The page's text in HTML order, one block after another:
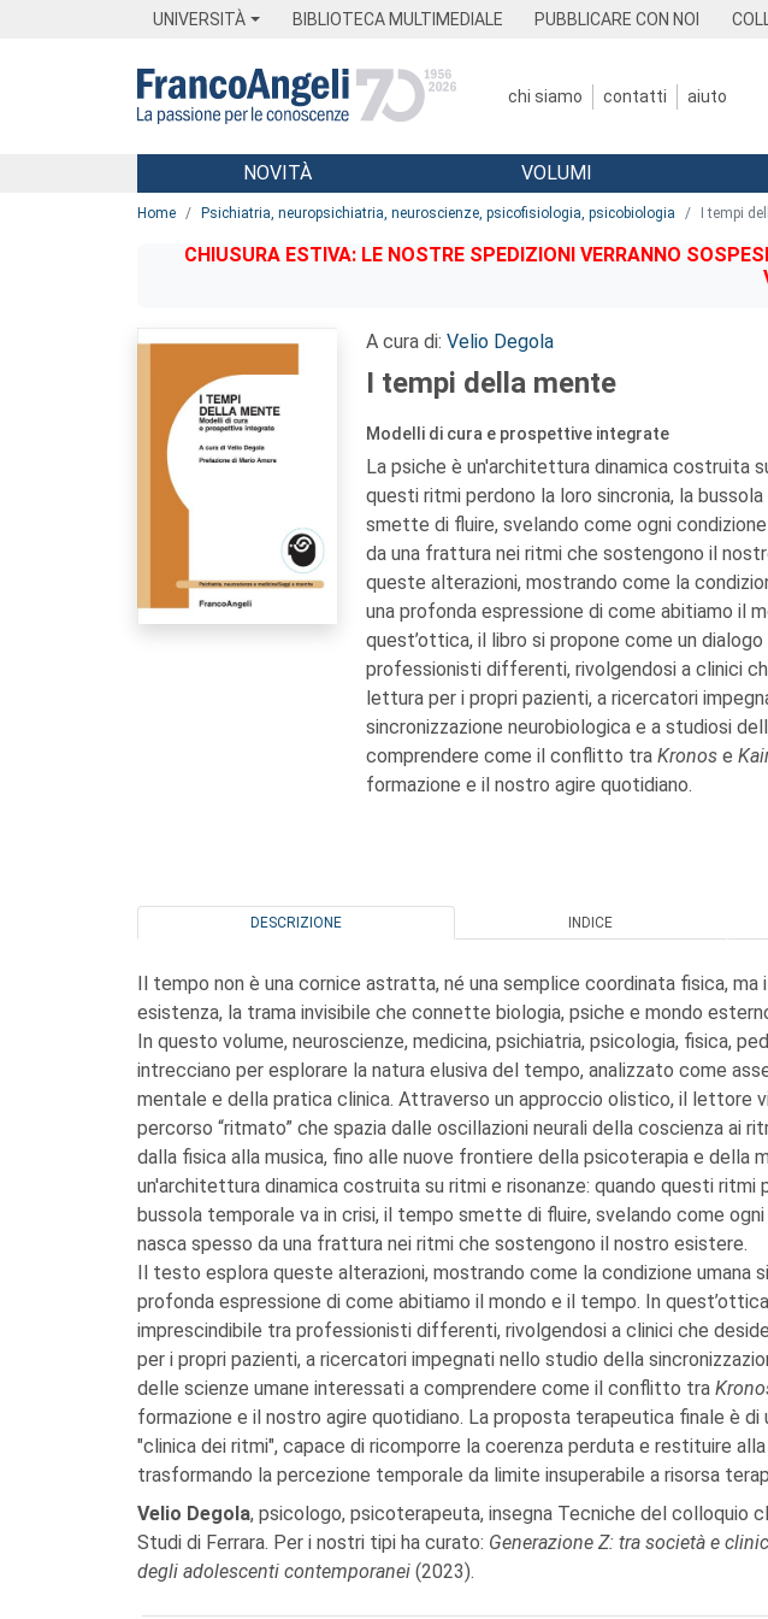
UNIVERSITÀ BIBLIOTECA MULTIMEDIALE PUBBLICARE CON NOI
chi siamo contatti aiuto
Menu
NOVITÀ VOLUMI
Home Psichiatria, neuropsichiatria, neuroscienze, psicofisiologia, psicobiologia I tempi
CHIUSURA ESTIVA: LE NOSTRE SPEDIZIONI VERRANNO
A cura di: Velio Degola
I tempi della mente
Modelli di cura e prospettive integrate
La psiche è un'architettura dinamica costruita
questi ritmi perdono la loro sincronia, la
smette di fluire, svelando come ogni
da una frattura nei ritmi che sostengono il
queste alterazioni, mostrando come la
una profonda espressione di come abitiamo il
quest’ottica, il libro si propone come un
professionisti differenti, rivolgendosi a clinici
lettura per i propri pazienti, a ricercatori
sincronizzazione neurobiologica e a studiosi
comprendere come il conflitto tra Kronos e
formazione e il nostro agire quotidiano.
DESCRIZIONE INDICE
Il tempo non è una cornice astratta, né una semplice coordinata fisica,
esistenza, la trama invisibile che connette biologia, psiche e mondo
In questo volume, neuroscienze, medicina, psichiatria, psicologia, fisica,
intrecciano per esplorare la natura elusiva del tempo, analizzato come
mentale e della pratica clinica. Attraverso un approccio olistico, il lettore
percorso “ritmato” che spazia dalle oscillazioni neurali della coscienza ai
dalla fisica alla musica, fino alle nuove frontiere della psicoterapia e della
un'architettura dinamica costruita su ritmi e risonanze: quando questi ritmi
bussola temporale va in crisi, il tempo smette di fluire, svelando come
nasca spesso da una frattura nei ritmi che sostengono il nostro esistere.
Il testo esplora queste alterazioni, mostrando come la condizione umana
profonda espressione di come abitiamo il mondo e il tempo. In
imprescindibile tra professionisti differenti, rivolgendosi a clinici che
per i propri pazienti, a ricercatori impegnati nello studio della
delle scienze umane interessati a comprendere come il conflitto tra
formazione e il nostro agire quotidiano. La proposta terapeutica finale è di
"clinica dei ritmi", capace di ricomporre la coerenza perduta e restituire
trasformando la percezione temporale da limite insuperabile a risorsa
Velio Degola, psicologo, psicoterapeuta, insegna Tecniche del colloquio
Studi di Ferrara. Per i nostri tipi ha curato: Generazione Z: tra società e
degli adolescenti contemporanei (2023).